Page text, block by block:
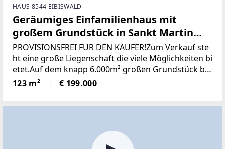
HAUS 8544 EIBISWALD
Geräumiges Einfamilienhaus mit
großem Grundstück in Sankt Martin
(Provisionsfrei)
PROVISIONSFREI FÜR DEN KÄUFER!Zum Verkauf ste
ht eine große Liegenschaft die viele Möglichkeiten bi
etet.Auf dem knapp 6.000m² großen Grundstück be
findet sich ein Wohngebäude bestehend aus derzeit
zwei getrennten Wohnungen, einem großen zweist
eingetragen.* Sämtliche Gebäude wurden neu Bau
123 m² € 199.000